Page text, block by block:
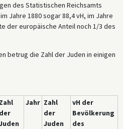
des Statistischen Reichsamts
Jahre 1880 sogar 88,4 vH, im Jahre
der europäische Anteil noch 1/3 des
betrug die Zahl der Juden in einigen
Zahl
der
Jahr Zahl
der
Juden
vH der
Bevölkerung
des